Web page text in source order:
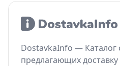
DostavkaInfo — Каталог
предлагающих доставку